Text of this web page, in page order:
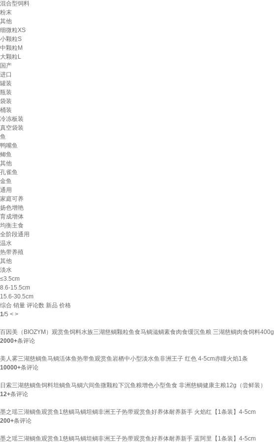
混合型饲料
粉末
其他
细微粒XS
小颗粒S
中颗粒M
大颗粒L
国产
进口
罐装
瓶装
袋装
桶装
冷冻板装
真空袋装
鱼
鸭嘴鱼
鲫鱼
其他
孔雀鱼
金鱼
通用
家庭可养
扬色增艳
育成增体
均衡主食
全阶段通用
温水
热带养殖
其他
淡水
≤3.5cm
8.6-15.5cm
15.6-30.5cm
综合 销量 评论数 新品 价格
1/5 < >
百因美（BIOZYM）观赏鱼饲料水族三湖慈鲷颗粒鱼食马鲷滋鲷素食肉食缓沉鱼粮 三湖慈鲷肉食饲料400g
2000+条评论
美人雾三湖慈鲷鱼马鲷活体鱼热带鱼观赏鱼岩栖中小型淡水鱼非洲王子 红色 4-5cm赤瞳火焰1条
10000+条评论
日索三湖慈鲷鱼饲料坦鲷鱼马鲷六间鱼微颗粒下沉鱼粮增色小型鱼食 非洲慈鲷健康主粮12g（尝鲜装）
12+条评论
墨之瑶三湖鲷鱼观赏鱼1慈鲷马鲷坦鲷非洲王子热带观赏鱼好养体耐养新手 火焰红【1条装】4-5cm
200+条评论
墨之瑶三湖鲷鱼观赏鱼1慈鲷马鲷坦鲷非洲王子热带观赏鱼好养体耐养新手 蓝阿里【1条装】4-5cm